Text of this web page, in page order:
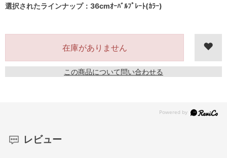
選択されたラインナップ：36cmｵｰﾊﾞﾙﾌﾟﾚｰﾄ(ｶﾗｰ)
在庫がありません
この商品について問い合わせる
レビュー